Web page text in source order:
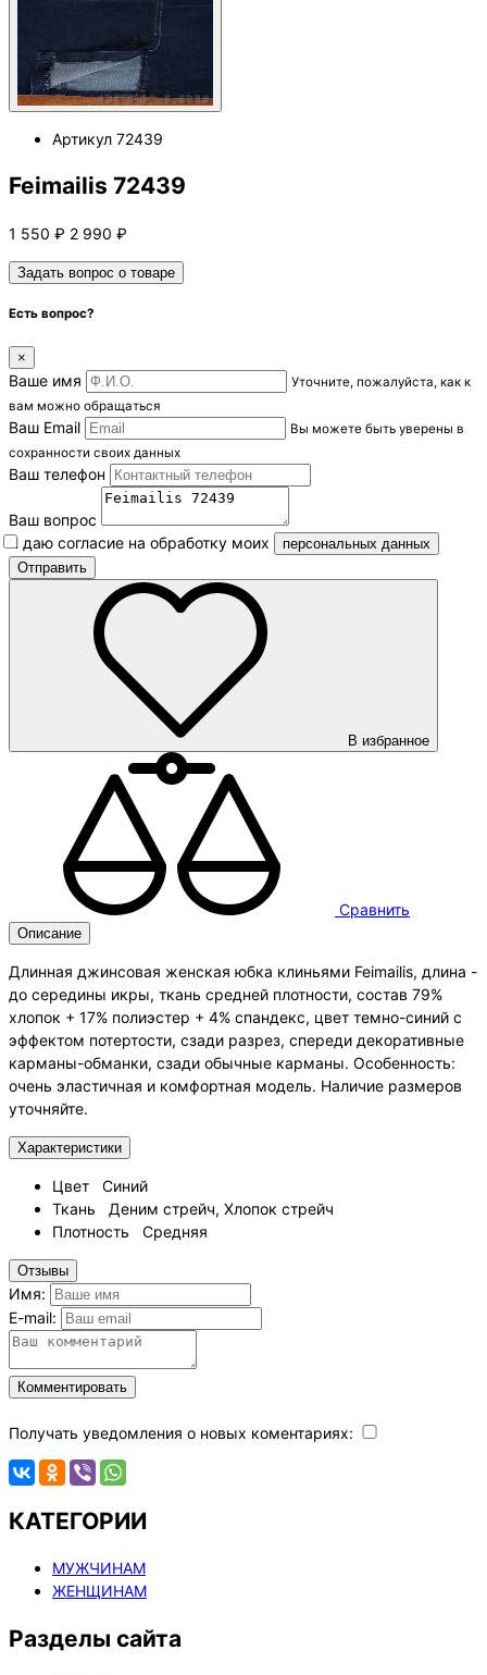
Артикул 72439
Feimailis 72439
1 550 ₽ 2 990 ₽
Задать вопрос о товаре
Есть вопрос?
×
Ваше имя
Уточните, пожалуйста, как к
вам можно обращаться
Ваш Email
Вы можете быть уверены в
сохранности своих данных
Ваш телефон
Ваш вопрос
Я даю согласие на обработку моих
персональных данных
В избранное
Сравнить
Описание
Длинная джинсовая женская юбка клиньями Feimailis, длина -
до середины икры, ткань средней плотности, состав 79%
хлопок + 17% полиэстер + 4% спандекс, цвет темно-синий с
эффектом потертости, сзади разрез, спереди декоративные
карманы-обманки, сзади обычные карманы. Особенность:
очень эластичная и комфортная модель. Наличие размеров
уточняйте.
Характеристики
Цвет
Синий
Ткань
Деним стрейч, Хлопок стрейч
Плотность
Средняя
Отзывы
Имя:
E-mail:
Комментировать
Получать уведомления о новых коментариях:
КАТЕГОРИИ
МУЖЧИНАМ
ЖЕНЩИНАМ
Разделы сайта